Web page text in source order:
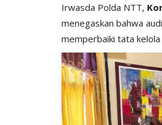
Irwasda Polda NTT,
menegaskan bahwa
memperbaiki tata